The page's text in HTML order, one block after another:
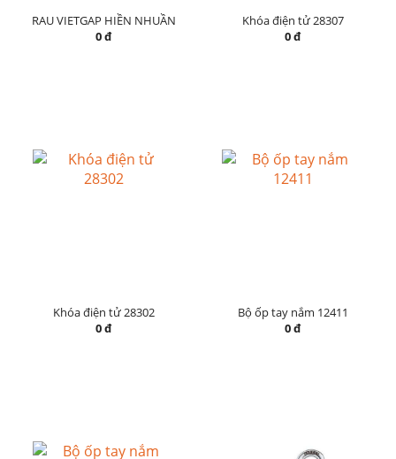
RAU VIETGAP HIỀN NHUẦN
0 đ
Khóa điện tử 28307
0 đ
Khóa điện tử 28302
0 đ
Bộ ốp tay nắm 12411
0 đ